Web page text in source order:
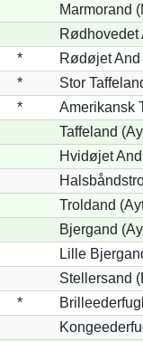
Marmorand
Rødhovedet
*
Rødøjet
*
Stor
*
Amerikansk
Taffeland
Hvidøjet
Troldand
Bjergand
Lille
Stellersand
*